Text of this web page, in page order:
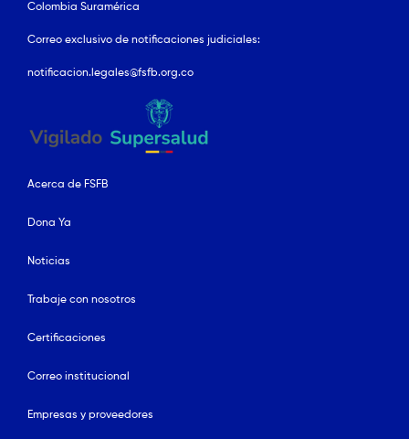
Colombia Suramérica
Correo exclusivo de notificaciones judiciales:
notificacion.legales@fsfb.org.co
Acerca de FSFB
Dona Ya
Noticias
Trabaje con nosotros
Certificaciones
Correo institucional
Empresas y proveedores